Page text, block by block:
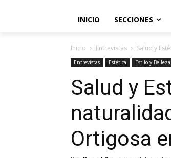
INICIO SECCIONES
Inicio Entrevistas Salud y
Entrevistas Estética Estilo y Belleza
Salud y
Ortigosa